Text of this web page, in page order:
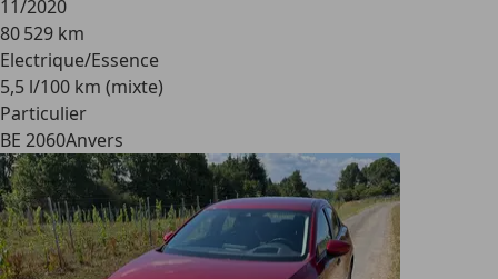
11/2020
80 529 km
Electrique/Essence
5,5 l/100 km (mixte)
Particulier
BE 2060Anvers